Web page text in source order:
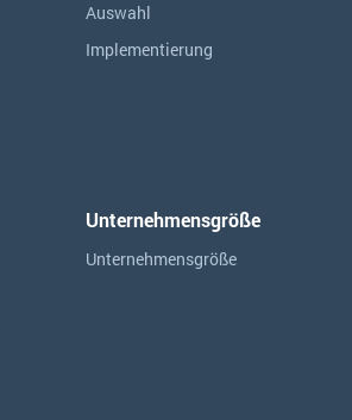
Auswahl
Implementierung
Unternehmensgröße
Unternehmensgröße